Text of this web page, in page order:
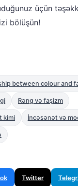
üçün
bölüşün!
between colour and
Rəng və faşizm
kimi İncəsənət və
Twitter